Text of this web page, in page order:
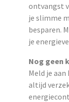
ontvangst
je slimme
besparen.
je
Nog geen
Meld je
altijd